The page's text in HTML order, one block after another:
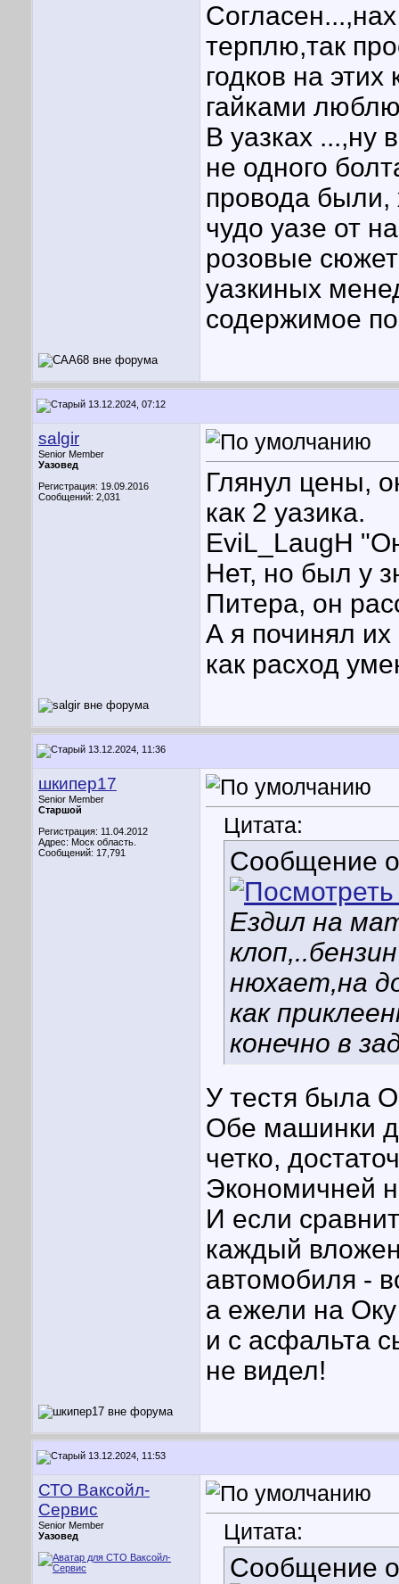
терплю,так
годков на
гайками
В уазках ...,ну
не одного
провода были,
чудо уазе от
розовые
уазкиных
содержимое
13.12.2024, 07:12
salgir
Senior Member
Уазовед
Регистрация: 19.09.2016
Сообщений: 2,031
Глянул цены,
как 2 уазика.
EviL_LaugH
Нет, но был у
Питера, он
А я починял
как расход
13.12.2024, 11:36
шкипер17
Senior Member
Старшой
Регистрация: 11.04.2012
Адрес: Моск область.
Сообщений: 17,791
Цитата:
Сообщение
Ездил на
нюхает,на
как
конечно в
У тестя была
Обе машинки
четко,
Экономичней
И если
каждый
автомобиля -
а ежели на
и с асфальта
не видел!
13.12.2024, 11:53
СТО Ваксойл-
Сервис
Senior Member
Уазовед
Цитата:
Сообщение